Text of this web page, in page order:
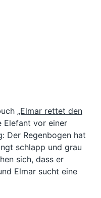
„Elmar rettet den
Elefant vor einer
Der Regenbogen hat
schlapp und grau
sich, dass er
Elmar sucht eine